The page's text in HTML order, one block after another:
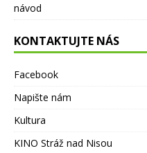
návod
KONTAKTUJTE NÁS
Facebook
Napište nám
Kultura
KINO Stráž nad Nisou